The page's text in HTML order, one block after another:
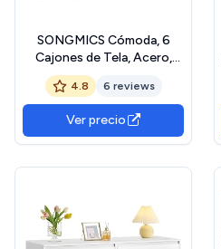
SONGMICS Cómoda, 6
Cajones de Tela, Acero,
MDF, Tela no Tejida, para
Dormitorio, Armario, Pasillo,
Salón, Blanco Nube y
Blanco Nieve LGS123WH01
4.8 6 reviews
Ver precio